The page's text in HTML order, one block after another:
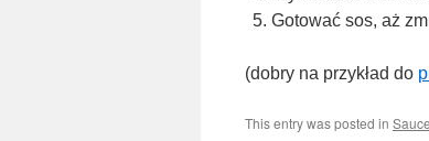
Gotować sos, aż
(dobry na przykład do
This entry was posted in